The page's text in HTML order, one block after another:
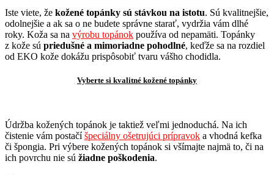
Iste viete, že kožené topánky sú stávkou na istotu. Sú kvalitnejšie,
odolnejšie a ak sa o ne budete správne starať, vydržia vám dlhé
roky. Koža sa na výrobu topánok používa od nepamäti. Topánky
z kože sú priedušné a mimoriadne pohodlné, keďže sa na rozdiel
od EKO kože dokážu prispôsobiť tvaru vášho chodidla.
Vyberte si kvalitné kožené topánky
Údržba kožených topánok je taktiež veľmi jednoduchá. Na ich
čistenie vám postačíšpeciálny ošetrujúci prípravok a vhodná kefka
či špongia. Pri výbere kožených topánok si všímajte najmä to, či na
ich povrchu nie sú žiadne poškodenia.